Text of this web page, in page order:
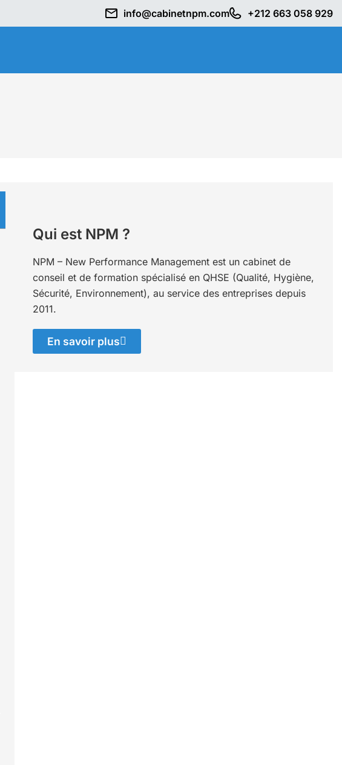
info@cabinetnpm.com +212 663 058 929
Qui est NPM ?
NPM – New Performance Management est un cabinet de
conseil et de formation spécialisé en QHSE (Qualité, Hygiène,
Sécurité, Environnement), au service des entreprises depuis
2011.
En savoir plus